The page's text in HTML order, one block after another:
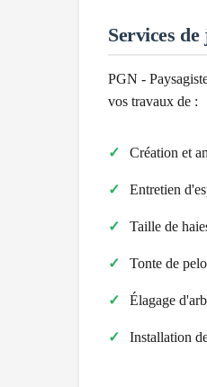
Services
PGN -
vos travaux de :
Création et
Entretien
Taille de
Tonte de
Élagage
Installation